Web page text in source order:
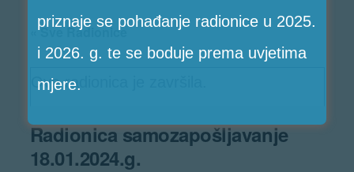
« Sve Radionice
Ova radionica je završila.
Radionica samozapošljavanje
18.01.2024.g.
priznaje se pohađanje radionice u 2025.
i 2026. g. te se boduje prema uvjetima
mjere.